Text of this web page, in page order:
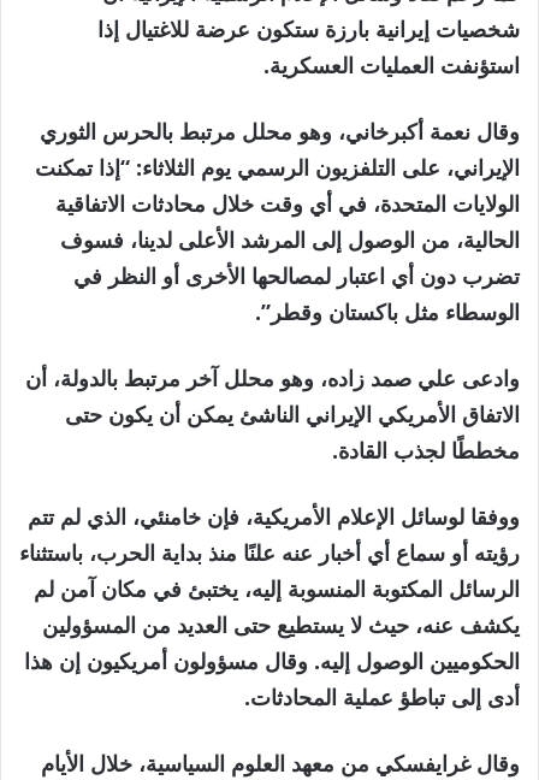
شخصيات إيرانية بارزة ستكون عرضة للاغتيال إذا
استؤنفت العمليات العسكرية.
وقال نعمة أكبرخاني، وهو محلل مرتبط بالحرس الثوري
الإيراني، على التلفزيون الرسمي يوم الثلاثاء: “إذا تمكنت
الولايات المتحدة، في أي وقت خلال محادثات الاتفاقية
الحالية، من الوصول إلى المرشد الأعلى لدينا، فسوف
تضرب دون أي اعتبار لمصالحها الأخرى أو النظر في
الوسطاء مثل باكستان وقطر”.
وادعى علي صمد زاده، وهو محلل آخر مرتبط بالدولة، أن
الاتفاق الأمريكي الإيراني الناشئ يمكن أن يكون حتى
مخططًا لجذب القادة.
ووفقا لوسائل الإعلام الأمريكية، فإن خامنئي، الذي لم تتم
رؤيته أو سماع أي أخبار عنه علنًا منذ بداية الحرب، باستثناء
الرسائل المكتوبة المنسوبة إليه، يختبئ في مكان آمن لم
يكشف عنه، حيث لا يستطيع حتى العديد من المسؤولين
الحكوميين الوصول إليه. وقال مسؤولون أمريكيون إن هذا
أدى إلى تباطؤ عملية المحادثات.
وقال غرايفسكي من معهد العلوم السياسية، خلال الأيام